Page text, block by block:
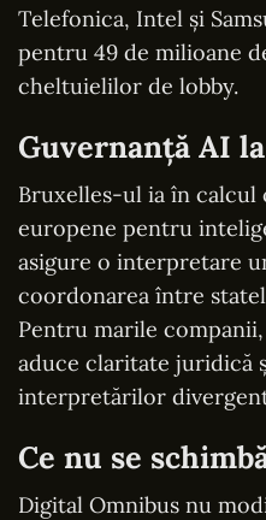
Telefonica, Intel și
pentru 49 de milioane
cheltuielilor de lobby.
Guvernanță AI
Bruxelles-ul ia în
europene pentru
asigure o interpretare
coordonarea între
Pentru marile
aduce claritate juridică
interpretărilor
Ce nu se
Digital Omnibus nu